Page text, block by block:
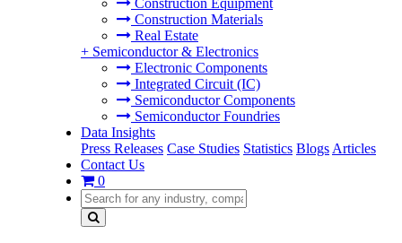
Construction Equipment
Construction Materials
Real Estate
+ Semiconductor & Electronics
Electronic Components
Integrated Circuit (IC)
Semiconductor Components
Semiconductor Foundries
Data Insights
Press Releases Case Studies Statistics Blogs Articles
Contact Us
0